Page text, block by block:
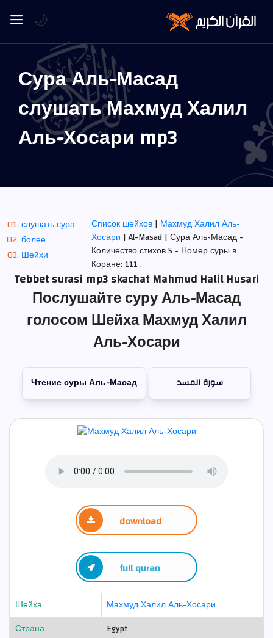
Сура Аль-Масад
слушать Махмуд Халил
Аль-Хосари mp3
слушать сура
более
Шейхи
Список шейхов| Махмуд Халил Аль-
Хосари | Al-Masad | Сура Аль-Масад -
Количество стихов 5 - Номер суры в
Коране: 111 .
Tebbet surasi mp3 skachat Mahmud Halil Husari
Послушайте суру Аль-Масад
голосом Шейха Махмуд Халил
Аль-Хосари
Чтение суры Аль-Масад سورة المسد
download
full quran
Шейха
Махмуд Халил Аль-Хосари
Страна
Egypt
🌙